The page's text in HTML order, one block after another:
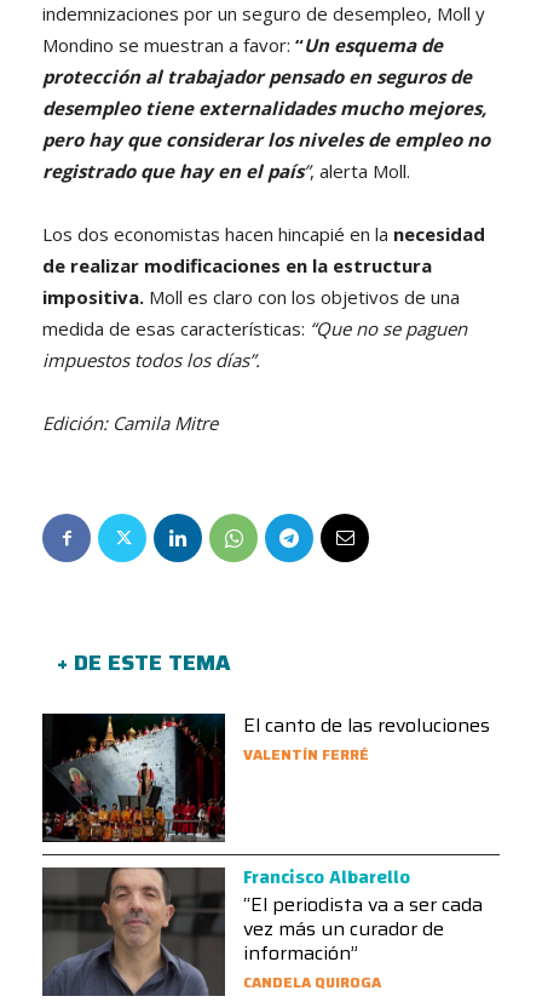
indemnizaciones por un seguro de desempleo, Moll y
Mondino se muestran a favor: “Un esquema de
protección al trabajador pensado en seguros de
desempleo tiene externalidades mucho mejores,
pero hay que considerar los niveles de empleo no
registrado que hay en el país”, alerta Moll.
Los dos economistas hacen hincapié en la necesidad
de realizar modificaciones en la estructura
impositiva. Moll es claro con los objetivos de una
medida de esas características: “Que no se paguen
impuestos todos los días”.
Edición: Camila Mitre
+ DE ESTE TEMA
El canto de las revoluciones
VALENTÍN FERRÉ
Francisco Albarello
“El periodista va a ser cada
vez más un curador de
información”
CANDELA QUIROGA